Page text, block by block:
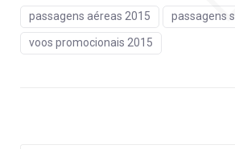
passagens aéreas 2015 passagens
voos promocionais 2015